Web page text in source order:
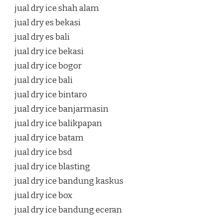
jual dry ice shah alam
jual dry es bekasi
jual dry es bali
jual dry ice bekasi
jual dry ice bogor
jual dry ice bali
jual dry ice bintaro
jual dry ice banjarmasin
jual dry ice balikpapan
jual dry ice batam
jual dry ice bsd
jual dry ice blasting
jual dry ice bandung kaskus
jual dry ice box
jual dry ice bandung eceran